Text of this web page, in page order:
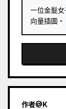
一位金髮
向量插圖。
作者@K